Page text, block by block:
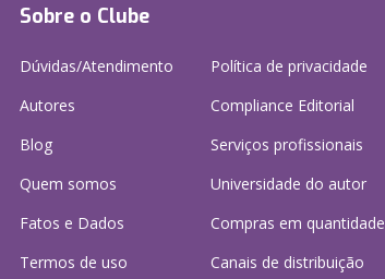
Sobre o Clube
Dúvidas/Atendimento
Autores
Blog
Quem somos
Fatos e Dados
Termos de uso
Política de privacidade
Compliance Editorial
Serviços profissionais
Universidade do autor
Compras em quantidade
Canais de distribuição